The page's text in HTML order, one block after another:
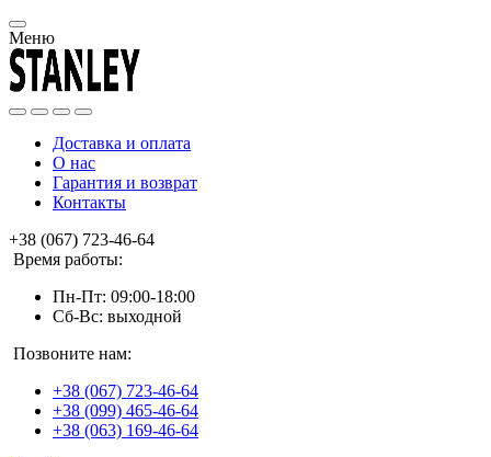
Меню
Доставка и оплата
О нас
Гарантия и возврат
Контакты
+38 (067) 723-46-64
Время работы:
Пн-Пт: 09:00-18:00
Сб-Вс: выходной
Позвоните нам:
+38 (067) 723-46-64
+38 (099) 465-46-64
+38 (063) 169-46-64